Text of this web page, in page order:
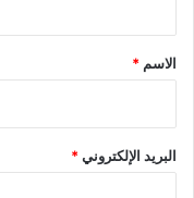
*
الاسم *
البريد الإلكتروني*